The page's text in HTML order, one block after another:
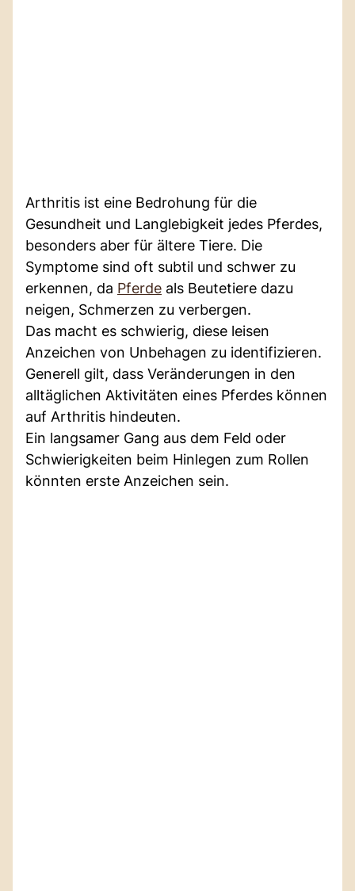
Arthritis ist eine Bedrohung für die
Gesundheit und Langlebigkeit jedes Pferdes,
besonders aber für ältere Tiere. Die
Symptome sind oft subtil und schwer zu
erkennen, da Pferde als Beutetiere dazu
neigen, Schmerzen zu verbergen.
Das macht es schwierig, diese leisen
Anzeichen von Unbehagen zu identifizieren.
Generell gilt, dass Veränderungen in den
alltäglichen Aktivitäten eines Pferdes können
auf Arthritis hindeuten.
Ein langsamer Gang aus dem Feld oder
Schwierigkeiten beim Hinlegen zum Rollen
könnten erste Anzeichen sein.